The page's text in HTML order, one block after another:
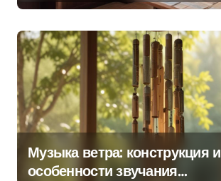
Музыка ветра: конструкция и
особенности звучания